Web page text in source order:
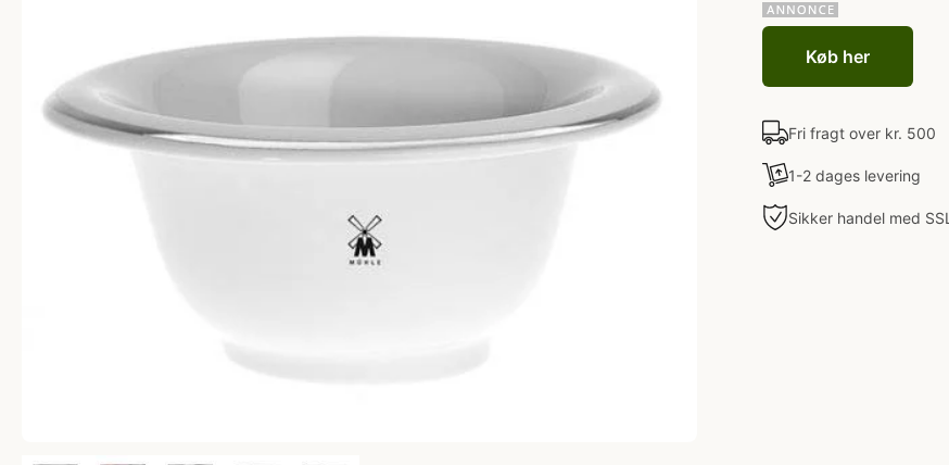
Køb her
Fri fragt over kr. 500
1-2 dages levering
Sikker handel med SSL